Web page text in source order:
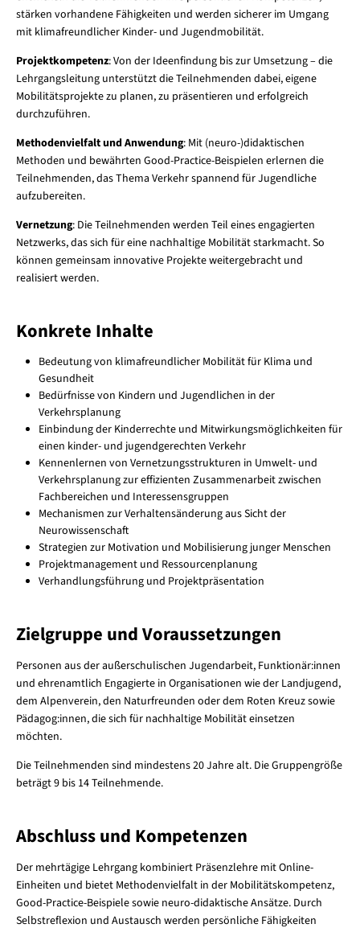
stärken vorhandene Fähigkeiten und werden sicherer im Umgang
mit klimafreundlicher Kinder- und Jugendmobilität.
Projektkompetenz: Von der Ideenfindung bis zur Umsetzung – die
Lehrgangsleitung unterstützt die Teilnehmenden dabei, eigene
Mobilitätsprojekte zu planen, zu präsentieren und erfolgreich
durchzuführen.
Methodenvielfalt und Anwendung: Mit (neuro-)didaktischen
Methoden und bewährten Good-Practice-Beispielen erlernen die
Teilnehmenden, das Thema Verkehr spannend für Jugendliche
aufzubereiten.
Vernetzung: Die Teilnehmenden werden Teil eines engagierten
Netzwerks, das sich für eine nachhaltige Mobilität starkmacht. So
können gemeinsam innovative Projekte weitergebracht und
realisiert werden.
Konkrete Inhalte
Bedeutung von klimafreundlicher Mobilität für Klima und
Gesundheit
Bedürfnisse von Kindern und Jugendlichen in der
Verkehrsplanung
Einbindung der Kinderrechte und Mitwirkungsmöglichkeiten für
einen kinder- und jugendgerechten Verkehr
Kennenlernen von Vernetzungsstrukturen in Umwelt- und
Verkehrsplanung zur effizienten Zusammenarbeit zwischen
Fachbereichen und Interessensgruppen
Mechanismen zur Verhaltensänderung aus Sicht der
Neurowissenschaft
Strategien zur Motivation und Mobilisierung junger Menschen
Projektmanagement und Ressourcenplanung
Verhandlungsführung und Projektpräsentation
Zielgruppe und Voraussetzungen
Personen aus der außerschulischen Jugendarbeit, Funktionär:innen
und ehrenamtlich Engagierte in Organisationen wie der Landjugend,
dem Alpenverein, den Naturfreunden oder dem Roten Kreuz sowie
Pädagog:innen, die sich für nachhaltige Mobilität einsetzen
möchten.
Die Teilnehmenden sind mindestens 20 Jahre alt. Die Gruppengröße
beträgt 9 bis 14 Teilnehmende.
Abschluss und Kompetenzen
Der mehrtägige Lehrgang kombiniert Präsenzlehre mit Online-
Einheiten und bietet Methodenvielfalt in der Mobilitätskompetenz,
Good-Practice-Beispiele sowie neuro-didaktische Ansätze. Durch
Selbstreflexion und Austausch werden persönliche Fähigkeiten